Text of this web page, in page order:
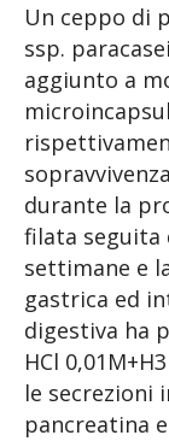
Un ceppo di
ssp.
aggiunto a
durante la
filata seguita
settimane e
gastrica ed
digestiva ha
HCl
le secrezioni
pancreatina